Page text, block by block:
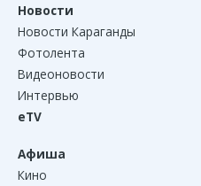
Новости
Новости Караганды
Фотолента
Видеоновости
Интервью
eTV
Афиша
Кино